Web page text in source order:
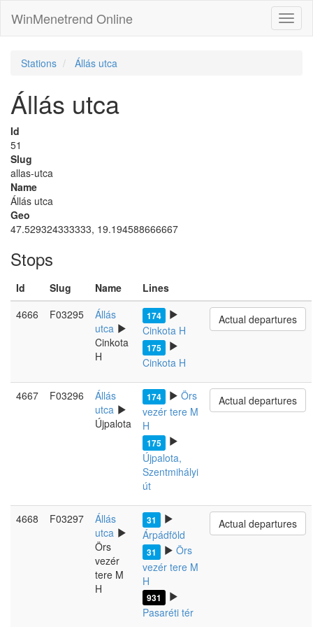
WinMenetrend Online
Stations Állás utca
Állás utca
Id
51
Slug
allas-utca
Name
Állás utca
Geo
47.529324333333, 19.194588666667
Stops
Id Slug Name
Lines
4666
F03295
Állás
utca
Cinkota
H
174
Cinkota H
175
Cinkota H
Actual departures
4667 F03296
Állás
utca
Újpalota
174
Örs
vezér tere M
H
175
Újpalota,
Szentmihályi
út
Actual departures
4668 F03297
Állás
utca
Örs
vezér
tere M
H
31
Árpádföld
31
Örs
vezér tere M
H
931
Pasaréti tér
Actual departures